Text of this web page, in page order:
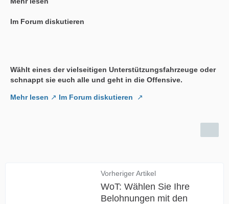
Im Forum diskutieren
Wählt eines der vielseitigen Unterstützungsfahrzeuge oder
schnappt sie euch alle und geht in die Offensive.
Mehr lesen Im Forum diskutieren
Vorheriger Artikel
WoT: Wählen Sie Ihre
Belohnungen mit den